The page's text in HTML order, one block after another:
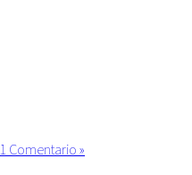
1 Comentario »